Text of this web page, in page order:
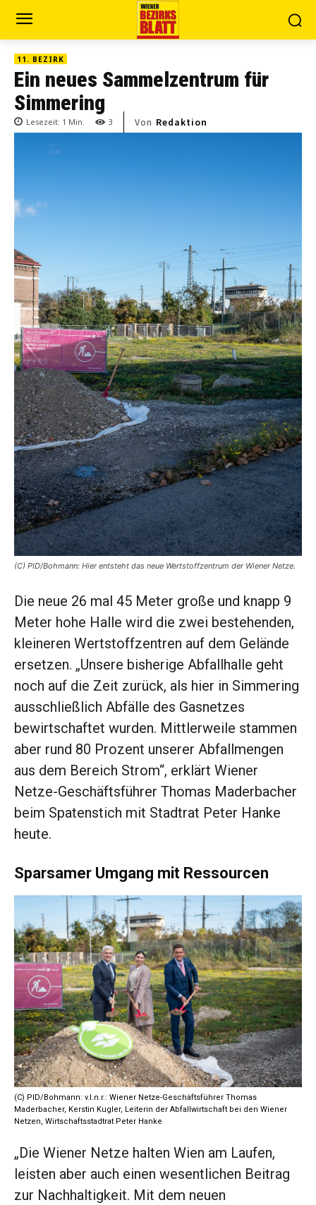
11. BEZIRK
Ein neues Sammelzentrum für
Simmering
Lesezeit: 1 Min. 3 Von Redaktion
(C) PID/Bohmann: Hier entsteht das neue Wertstoffzentrum der Wiener Netze.
Die neue 26 mal 45 Meter große und knapp 9
Meter hohe Halle wird die zwei bestehenden,
kleineren Wertstoffzentren auf dem Gelände
ersetzen. „Unsere bisherige Abfallhalle geht
noch auf die Zeit zurück, als hier in Simmering
ausschließlich Abfälle des Gasnetzes
bewirtschaftet wurden. Mittlerweile stammen
aber rund 80 Prozent unserer Abfallmengen
aus dem Bereich Strom“, erklärt Wiener
Netze-Geschäftsführer Thomas Maderbacher
beim Spatenstich mit Stadtrat Peter Hanke
heute.
Sparsamer Umgang mit Ressourcen
(C) PID/Bohmann: v.l.n.r.: Wiener Netze-Geschäftsführer Thomas
Maderbacher, Kerstin Kugler, Leiterin der Abfallwirtschaft bei den Wiener
Netzen, Wirtschaftsstadtrat Peter Hanke
„Die Wiener Netze halten Wien am Laufen,
leisten aber auch einen wesentlichen Beitrag
zur Nachhaltigkeit. Mit dem neuen